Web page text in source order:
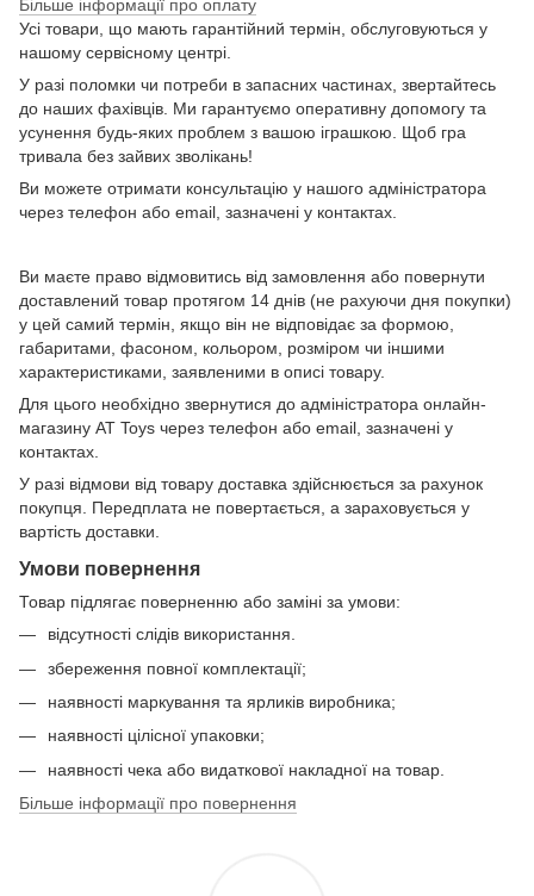
Більше інформації про оплату
Усі товари, що мають гарантійний термін, обслуговуються у
нашому сервісному центрі.
У разі поломки чи потреби в запасних частинах, звертайтесь
до наших фахівців. Ми гарантуємо оперативну допомогу та
усунення будь-яких проблем з вашою іграшкою. Щоб гра
тривала без зайвих зволікань!
Ви можете отримати консультацію у нашого адміністратора
через телефон або email, зазначені у контактах.
Ви маєте право відмовитись від замовлення або повернути
доставлений товар протягом 14 днів (не рахуючи дня покупки)
у цей самий термін, якщо він не відповідає за формою,
габаритами, фасоном, кольором, розміром чи іншими
характеристиками, заявленими в описі товару.
Для цього необхідно звернутися до адміністратора онлайн-
магазину AT Toys через телефон або email, зазначені у
контактах.
У разі відмови від товару доставка здійснюється за рахунок
покупця. Передплата не повертається, а зараховується у
вартість доставки.
Умови повернення
Товар підлягає поверненню або заміні за умови:
відсутності слідів використання.
збереження повної комплектації;
наявності маркування та ярликів виробника;
наявності цілісної упаковки;
наявності чека або видаткової накладної на товар.
Більше інформації про повернення